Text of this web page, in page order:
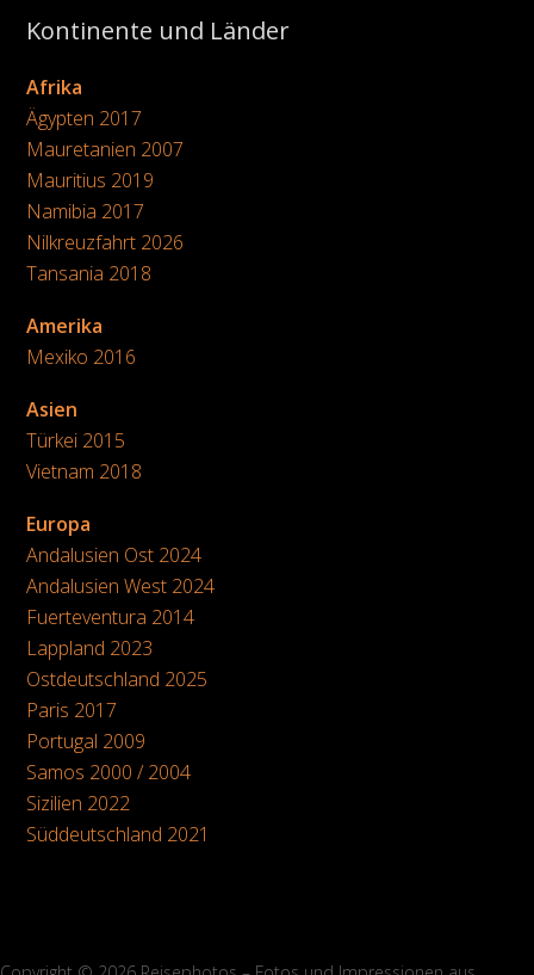
Kontinente und Länder
Afrika
Ägypten 2017
Mauretanien 2007
Mauritius 2019
Namibia 2017
Nilkreuzfahrt 2026
Tansania 2018
Amerika
Mexiko 2016
Asien
Türkei 2015
Vietnam 2018
Europa
Andalusien Ost 2024
Andalusien West 2024
Fuerteventura 2014
Lappland 2023
Ostdeutschland 2025
Paris 2017
Portugal 2009
Samos 2000 / 2004
Sizilien 2022
Süddeutschland 2021